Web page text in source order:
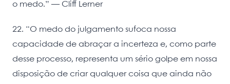
o medo.” — Cliff Lerner
22. “O medo do julgamento sufoca nossa
capacidade de abraçar a incerteza e, como parte
desse processo, representa um sério golpe em nossa
disposição de criar qualquer coisa que ainda não